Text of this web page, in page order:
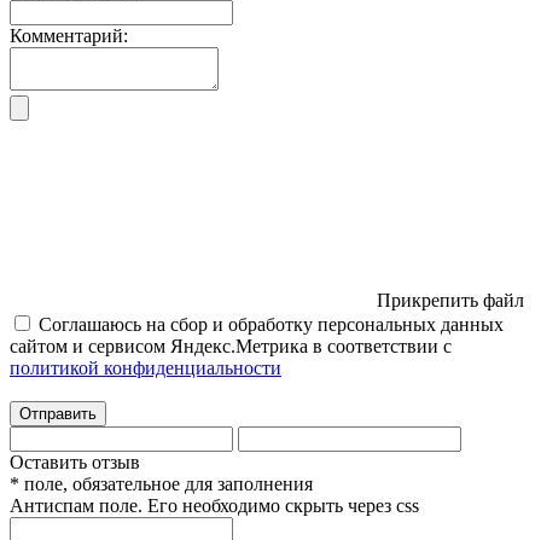
Комментарий:
Прикрепить файл
Соглашаюсь на сбор и обработку персональных данных
сайтом и сервисом Яндекс.Метрика в соответствии с
политикой конфиденциальности
Отправить
Оставить отзыв
* поле, обязательное для заполнения
Антиспам поле. Его необходимо скрыть через css